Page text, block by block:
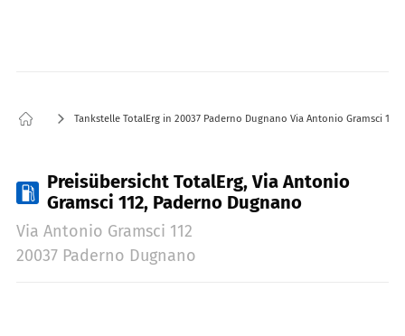
Tankstelle TotalErg in 20037 Paderno Dugnano Via Antonio Gramsci 112
Preisübersicht TotalErg, Via Antonio
Gramsci 112, Paderno Dugnano
Via Antonio Gramsci 112
20037 Paderno Dugnano